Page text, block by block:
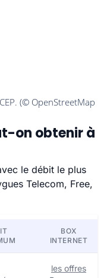
on obtenir à
le débit le plus
Telecom, Free,
BOX
INTERNET
les offres